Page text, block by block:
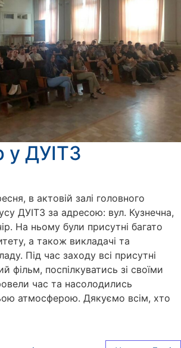
у ДУІТЗ
в актовій залі головного
ДУІТЗ за адресою: вул. Кузнечна,
На ньому були присутні багато
а також викладачі та
Під час заходу всі присутні
фільм, поспілкуватись зі своїми
час та насолодились
атмосферою. Дякуємо всім, хто